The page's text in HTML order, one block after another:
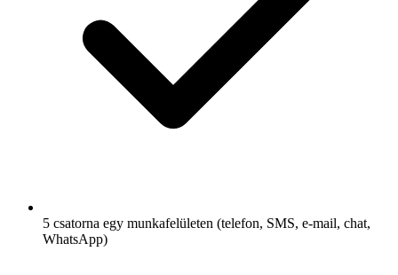
5 csatorna egy munkafelületen (telefon, SMS, e-mail, chat,
WhatsApp)